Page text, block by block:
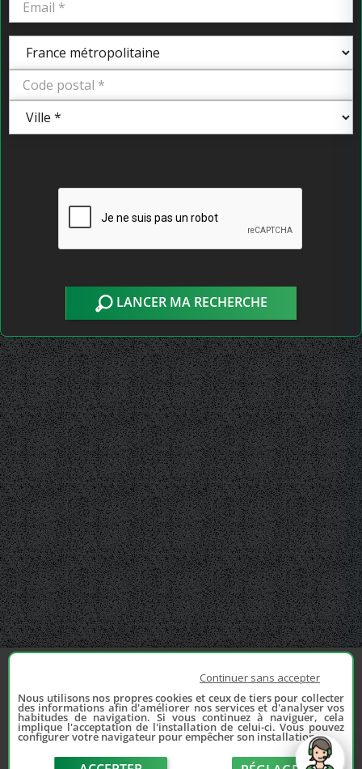
LANCER MA RECHERCHE
Continuer sans accepter
Nous utilisons nos propres cookies et ceux de tiers pour collecter
des informations afin d'améliorer nos services et d'analyser vos
habitudes de navigation. Si vous continuez à naviguer, cela
implique l'acceptation de l'installation de celui-ci. Vous pouvez
configurer votre navigateur pour empêcher son installation.